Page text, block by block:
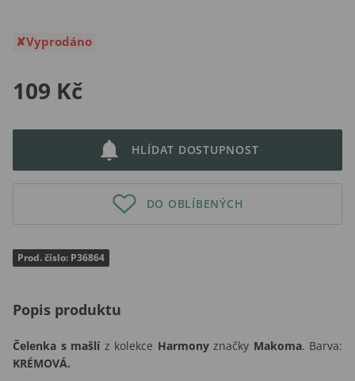
Vyprodáno
109 Kč
HLÍDAT DOSTUPNOST
DO OBLÍBENÝCH
Prod. číslo: P36864
Popis produktu
Čelenka s mašlíz kolekce Harmonyznačky Makoma. Barva:
KRÉMOVÁ.